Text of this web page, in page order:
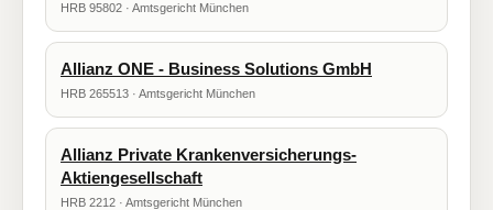
HRB 95802 · Amtsgericht München
Allianz ONE - Business Solutions GmbH
HRB 265513 · Amtsgericht München
Allianz Private Krankenversicherungs-
Aktiengesellschaft
HRB 2212 · Amtsgericht München